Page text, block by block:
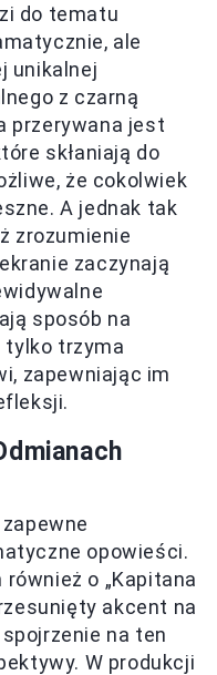
do tematu
ale
unikalnej
z czarną
przerywana jest
skłaniają do
że cokolwiek
A jednak tak
zrozumienie
zaczynają
sposób na
tylko trzyma
zapewniając im
opowieści.
o „Kapitana
akcent na
na ten
W produkcji